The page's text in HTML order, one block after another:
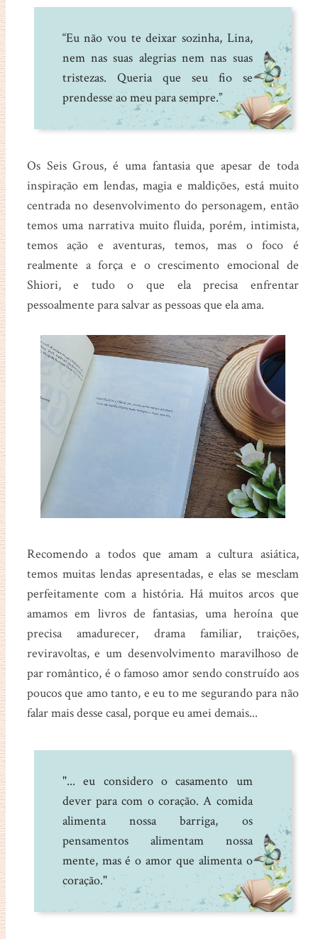
“Eu não vou te deixar sozinha, Lina,
nem nas suas alegrias nem nas suas
tristezas. Queria que seu fio se
prendesse ao meu para sempre.”
Os Seis Grous, é uma fantasia que apesar de toda
inspiração em lendas, magia e maldições, está muito
centrada no desenvolvimento do personagem, então
temos uma narrativa muito fluida, porém, intimista,
temos ação e aventuras, temos, mas o foco é
realmente a força e o crescimento emocional de
Shiori, e tudo o que ela precisa enfrentar
pessoalmente para salvar as pessoas que ela ama.
Recomendo a todos que amam a cultura asiática,
temos muitas lendas apresentadas, e elas se mesclam
perfeitamente com a história. Há muitos arcos que
amamos em livros de fantasias, uma heroína que
precisa amadurecer, drama familiar, traições,
reviravoltas, e um desenvolvimento maravilhoso de
par romântico, é o famoso amor sendo construído aos
poucos que amo tanto, e eu to me segurando para não
falar mais desse casal, porque eu amei demais...
"... eu considero o casamento um
dever para com o coração. A comida
alimenta nossa barriga, os
pensamentos alimentam nossa
mente, mas é o amor que alimenta o
coração."